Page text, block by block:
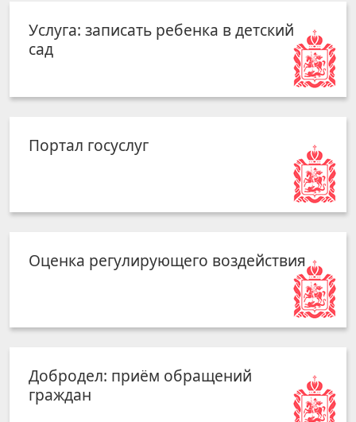
Услуга: записать ребенка в детский
сад
Портал госуслуг
Оценка регулирующего воздействия
Добродел: приём обращений
граждан